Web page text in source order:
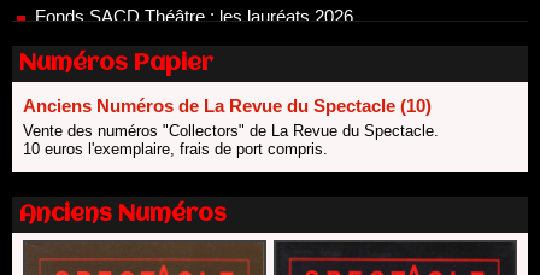
Dispositif ARTCENA Écrire pour le cirque, les lauréats 2026 !
20/06/2026
Le palmarès des prix SACD 2026
18/06/2026
Les 10 lauréats du Fonds Grandes Formes Théâtre 2026
SACD
13/06/2026
Nomination de Nathalie Garraud et Olivier Saccomano à la
direction du Théâtre de Gennevilliers - CDN
Numéros Papier
Anciens Numéros de La Revue du Spectacle (10)
Vente des numéros "Collectors" de La Revue du Spectacle.
10 euros l'exemplaire, frais de port compris.
Anciens Numéros